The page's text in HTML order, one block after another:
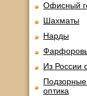
Офисный
Шахматы
Нарды
Из России
оптика